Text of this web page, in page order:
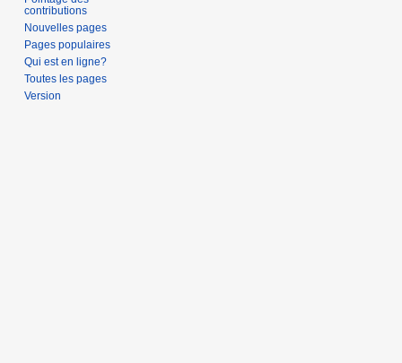
contributions
Nouvelles pages
Pages populaires
Qui est en ligne?
Toutes les pages
Version